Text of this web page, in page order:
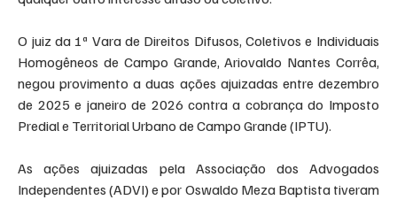
O juiz da 1ª Vara de Direitos Difusos, Coletivos e Individuais
Homogêneos de Campo Grande, Ariovaldo Nantes Corrêa,
negou provimento a duas ações ajuizadas entre dezembro
de 2025 e janeiro de 2026 contra a cobrança do Imposto
Predial e Territorial Urbano de Campo Grande (IPTU).
As ações ajuizadas pela Associação dos Advogados
Independentes (ADVI) e por Oswaldo Meza Baptista tiveram